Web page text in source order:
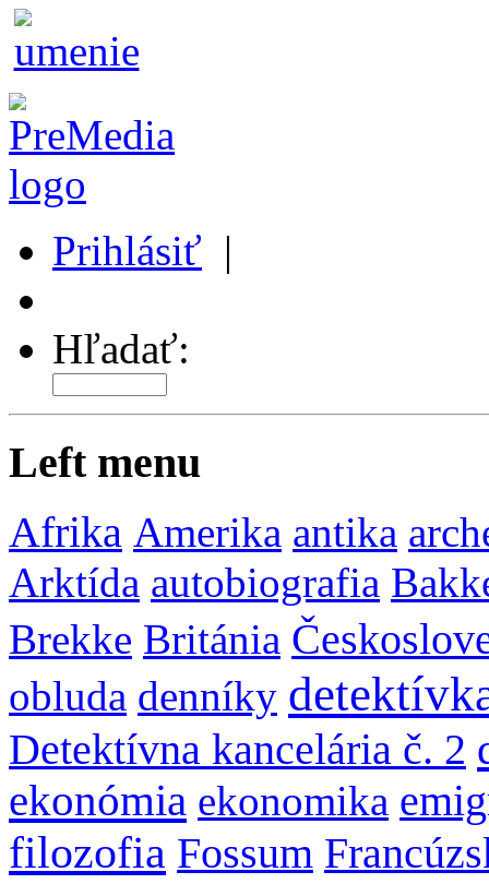
Prihlásiť |
Hľadať:
Left menu
Afrika Amerika antika
Arktída autobiografia
Brekke Británia
obluda denníky
Detektívna kancelária č. 2
ekonómia ekonomika
filozofia Fossum